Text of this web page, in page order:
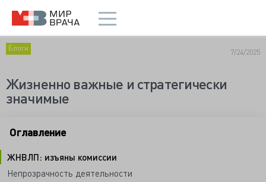
Блоги 7/24/2025
Жизненно важные и стратегически
значимые
Оглавление
ЖНВЛП: изъяны комиссии
Непрозрачность деятельности